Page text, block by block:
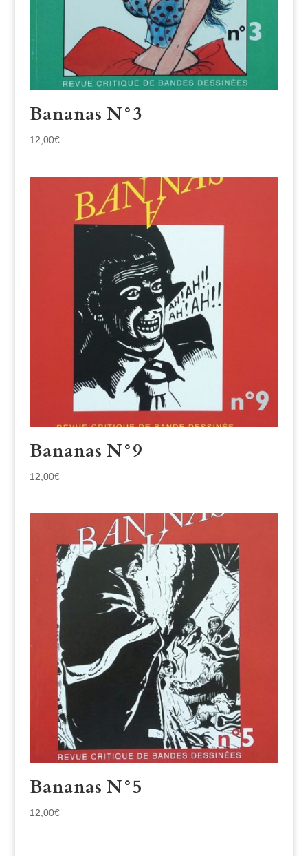
Bananas N°3
12,00€
Bananas N°9
12,00€
Bananas N°5
12,00€